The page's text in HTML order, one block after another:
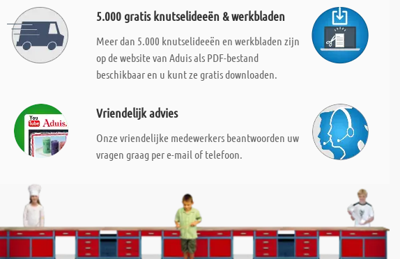
5.000 gratis knutselideeën & werkbladen
Meer dan 5.000 knutselideeën en werkbladen zijn
op de website van Aduis als PDF-bestand
beschikbaar en u kunt ze gratis downloaden.
Vriendelijk advies
Onze vriendelijke medewerkers beantwoorden uw
vragen graag per e-mail of telefoon.